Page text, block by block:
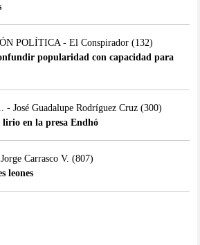
POLÍTICA - El Conspirador(132)
popularidad con capacidad para
- José Guadalupe Rodríguez Cruz(300)
lirio en la presa Endhó
Carrasco V. (807)
leones